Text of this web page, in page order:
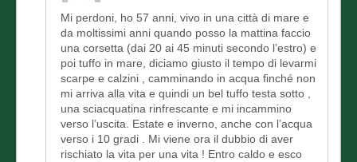
Mi perdoni, ho 57 anni, vivo in una città di mare e
da moltissimi anni quando posso la mattina faccio
una corsetta (dai 20 ai 45 minuti secondo l’estro) e
poi tuffo in mare, diciamo giusto il tempo di levarmi
scarpe e calzini , camminando in acqua finché non
mi arriva alla vita e quindi un bel tuffo testa sotto ,
una sciacquatina rinfrescante e mi incammino
verso l’uscita. Estate e inverno, anche con l’acqua
verso i 10 gradi . Mi viene ora il dubbio di aver
rischiato la vita per una vita ! Entro caldo e esco